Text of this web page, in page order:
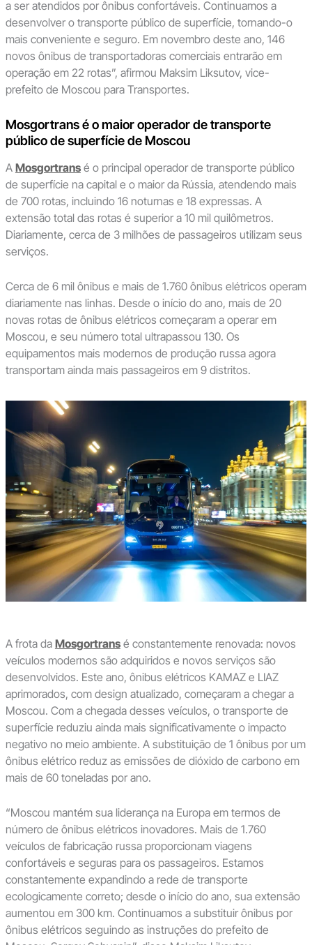
a ser atendidos por ônibus confortáveis. Continuamos a
desenvolver o transporte público de superfície, tornando-o
mais conveniente e seguro. Em novembro deste ano, 146
novos ônibus de transportadoras comerciais entrarão em
operação em 22 rotas”, afirmou Maksim Liksutov, vice-
prefeito de Moscou para Transportes.
Mosgortrans é o maior operador de transporte
público de superfície de Moscou
A Mosgortransé o principal operador de transporte público
de superfície na capital e o maior da Rússia, atendendo mais
de 700 rotas, incluindo 16 noturnas e 18 expressas. A
extensão total das rotas é superior a 10 mil quilômetros.
Diariamente, cerca de 3 milhões de passageiros utilizam seus
serviços.
Cerca de 6 mil ônibus e mais de 1.760 ônibus elétricos operam
diariamente nas linhas. Desde o início do ano, mais de 20
novas rotas de ônibus elétricos começaram a operar em
Moscou, e seu número total ultrapassou 130. Os
equipamentos mais modernos de produção russa agora
transportam ainda mais passageiros em 9 distritos.
A frota da Mosgortransé constantemente renovada: novos
veículos modernos são adquiridos e novos serviços são
desenvolvidos. Este ano, ônibus elétricos KAMAZ e LIAZ
aprimorados, com design atualizado, começaram a chegar a
Moscou. Com a chegada desses veículos, o transporte de
superfície reduziu ainda mais significativamente o impacto
negativo no meio ambiente. A substituição de 1 ônibus por um
ônibus elétrico reduz as emissões de dióxido de carbono em
mais de 60 toneladas por ano.
“Moscou mantém sua liderança na Europa em termos de
número de ônibus elétricos inovadores. Mais de 1.760
veículos de fabricação russa proporcionam viagens
confortáveis e seguras para os passageiros. Estamos
constantemente expandindo a rede de transporte
ecologicamente correto; desde o início do ano, sua extensão
aumentou em 300 km. Continuamos a substituir ônibus por
ônibus elétricos seguindo as instruções do prefeito de